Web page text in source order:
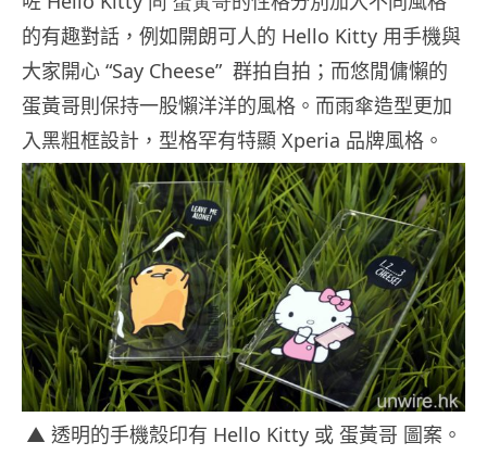
的有趣對話，例如開朗可人的 Hello Kitty 用手機與
大家開心 “Say Cheese” 群拍自拍；而悠閒傭懶的
蛋黃哥則保持一股懶洋洋的風格。而雨傘造型更加
入黑粗框設計，型格罕有特顯 Xperia 品牌風格。
▲ 透明的手機殼印有 Hello Kitty 或 蛋黃哥 圖案。